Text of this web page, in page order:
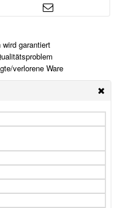
wird garantiert
verlorene Ware